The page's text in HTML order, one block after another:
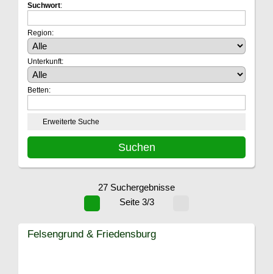
Suchwort:
Region:
Unterkunft:
Betten:
Erweiterte Suche
27 Suchergebnisse
Seite 3/3
Felsengrund & Friedensburg